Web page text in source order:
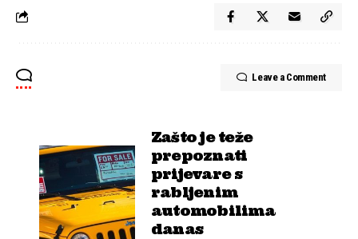
Leave a Comment
Zašto je teže
prepoznati
prijevare s
rabljenim
automobilima
danas